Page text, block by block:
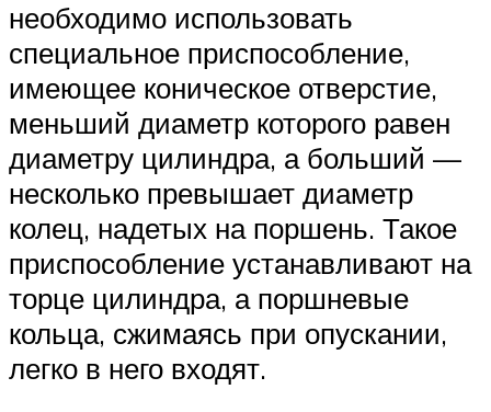
необходимо использовать
специальное приспособление,
имеющее коническое отверстие,
меньший диаметр которого ра­вен
диаметру цилиндра, а больший —
несколько превышает диа­метр
колец, надетых на поршень. Такое
приспособление устанав­ливают на
торце цилиндра, а поршневые
кольца, сжимаясь при опускании,
легко в него входят.